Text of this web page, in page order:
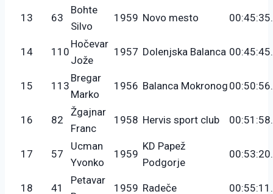
13 63
Bohte
Silvo
1959 Novo mesto
14 110
Hočevar
Jože
1957 Dolenjska Balanca
15 113
Bregar
Marko
1956 Balanca Mokronog
16 82
Žgajnar
Franc
1958 Hervis sport club
17 57
Ucman
Yvonko
1959
KD Papež
Podgorje
18 41
Petavar
1959 Radeče